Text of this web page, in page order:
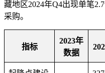
藏地区2024年Q4出现单笔
采购‌。
指标
2023年
数据